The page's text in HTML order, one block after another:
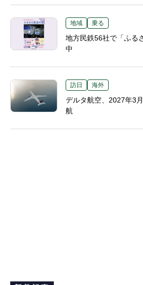
地域 乗る
地方民鉄56社で「ふる
中
訪日 海外
デルタ航空、2027年3
航